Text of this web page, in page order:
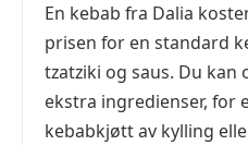
En kebab fra Dalia
prisen for en standard
tzatziki og saus. Du kan
ekstra ingredienser, for
kebabkjøtt av kylling